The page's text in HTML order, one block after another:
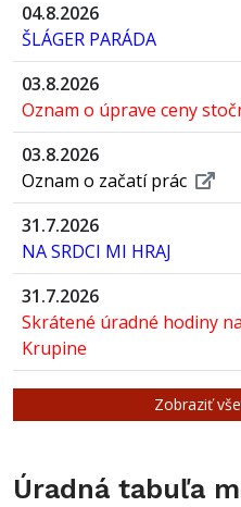
04.8.2026
ŠLÁGER PARÁDA
03.8.2026
Oznam o úprave ceny
03.8.2026
Oznam o začatí prác
31.7.2026
NA SRDCI MI HRAJ
31.7.2026
Skrátené úradné hodiny
Krupine
Zobraziť
Úradná tabuľa